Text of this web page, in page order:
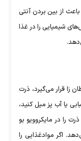
از بین بردن آنتی
شیمیایی را در غذا
زا قرار می‌گیرد، ذرت
یا آب پز میل کنید،
را در مایکروویو بو
اگر موادغذایی را